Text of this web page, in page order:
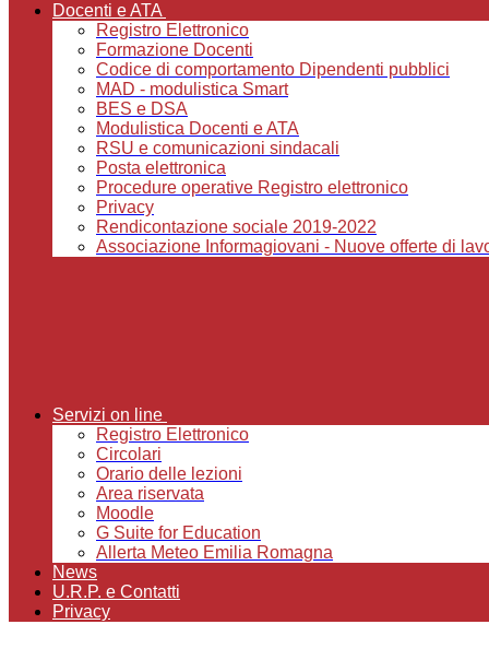
Docenti e ATA
Registro Elettronico
Formazione Docenti
Codice di comportamento Dipendenti pubblici
MAD - modulistica Smart
BES e DSA
Modulistica Docenti e ATA
RSU e comunicazioni sindacali
Posta elettronica
Procedure operative Registro elettronico
Privacy
Rendicontazione sociale 2019-2022
Associazione Informagiovani - Nuove offerte di
Servizi on line
Registro Elettronico
Circolari
Orario delle lezioni
Area riservata
Moodle
G Suite for Education
Allerta Meteo Emilia Romagna
News
U.R.P. e Contatti
Privacy